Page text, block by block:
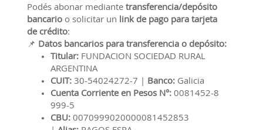
Podés abonar mediante transferencia/depósito
bancario o solicitar un
link de pago para tarjeta
de crédito:
📌 Datos bancarios para transferencia o depósito:
Titular: FUNDACION SOCIEDAD RURAL
ARGENTINA
CUIT: 30-54024272-7 | Banco: Galicia
Cuenta Corriente en Pesos N°: 0081452-8
999-5
CBU: 0070999020000081452853